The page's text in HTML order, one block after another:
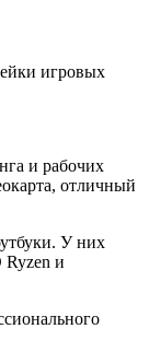
игровых
и рабочих
отличный
У них
и